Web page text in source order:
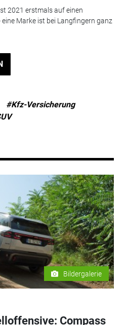
2021 erstmals auf einen
Marke ist bei Langfingern ganz
#Kfz-Versicherung
Bildergalerie
Compass